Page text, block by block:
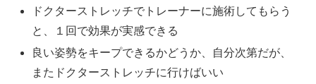
ドクターストレッチでトレーナーに施術してもらう
と、１回で効果が実感できる
良い姿勢をキープできるかどうか、自分次第だが、
またドクターストレッチに行けばいい